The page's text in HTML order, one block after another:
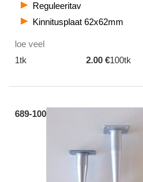
Reguleeritav
Kinnitusplaat 62x62mm
loe veel
1tk
2.00 €100tk
689-100